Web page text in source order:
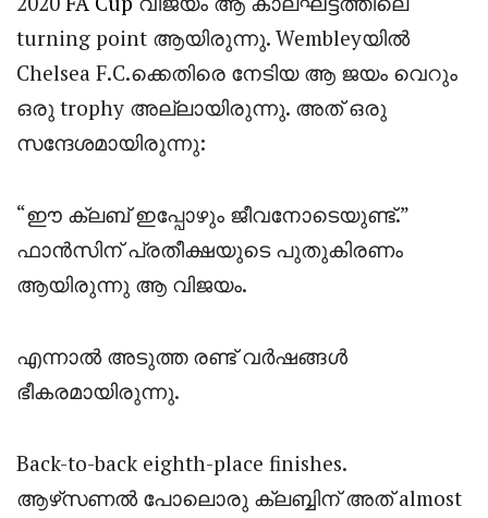
turning point ആയിരുന്നു. Wembleyയിൽ
Chelsea F.C.ക്കെതിരെ നേടിയ ആ ജയം വെറും
ഒരു trophy അല്ലായിരുന്നു. അത് ഒരു
സന്ദേശമായിരുന്നു:
“ഈ ക്ലബ് ഇപ്പോഴും ജീവനോടെയുണ്ട്.”
ഫാൻസിന് പ്രതീക്ഷയുടെ പുതുകിരണം
ആയിരുന്നു ആ വിജയം.
എന്നാൽ അടുത്ത രണ്ട് വർഷങ്ങൾ
ഭീകരമായിരുന്നു.
Back-to-back eighth-place finishes.
ആഴ്‌സണൽ പോലൊരു ക്ലബ്ബിന് അത് almost